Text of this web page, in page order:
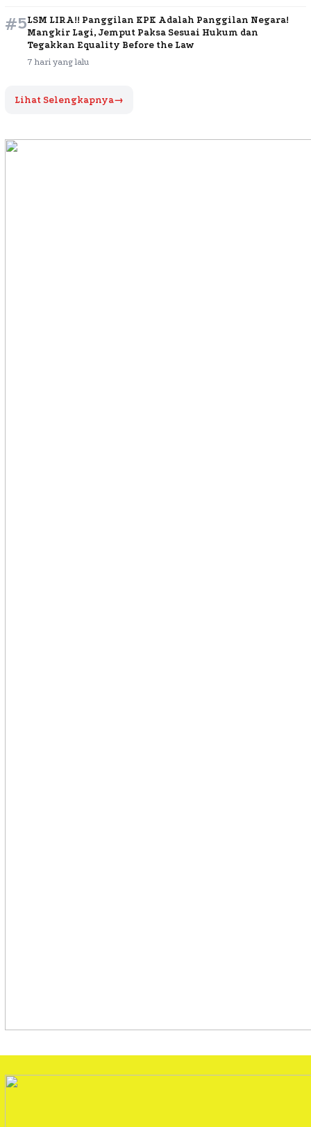
#5LSM LIRA!! Panggilan KPK Adalah Panggilan Negara!
Mangkir Lagi, Jemput Paksa Sesuai Hukum dan
Tegakkan Equality Before the Law
7 hari yang lalu
Lihat Selengkapnya→